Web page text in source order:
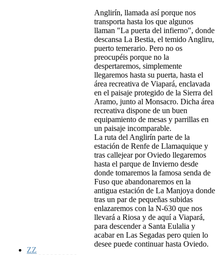
ZZ
Anglirín, llamada así porque nos
transporta hasta los que algunos
llaman "La puerta del infierno", donde
descansa La Bestia, el temido Angliru,
puerto temerario. Pero no os
preocupéis porque no la
despertaremos, simplemente
llegaremos hasta su puerta, hasta el
área recreativa de Viapará, enclavada
en el paisaje protegido de la Sierra del
Aramo, junto al Monsacro. Dicha área
recreativa dispone de un buen
equipamiento de mesas y parrillas en
un paisaje incomparable.
La ruta del Anglirín parte de la
estación de Renfe de Llamaquique y
tras callejear por Oviedo llegaremos
hasta el parque de Invierno desde
donde tomaremos la famosa senda de
Fuso que abandonaremos en la
antigua estación de La Manjoya donde
tras un par de pequeñas subidas
enlazaremos con la N-630 que nos
llevará a Riosa y de aquí a Viapará,
para descender a Santa Eulalia y
acabar en Las Segadas pero quien lo
desee puede continuar hasta Oviedo.